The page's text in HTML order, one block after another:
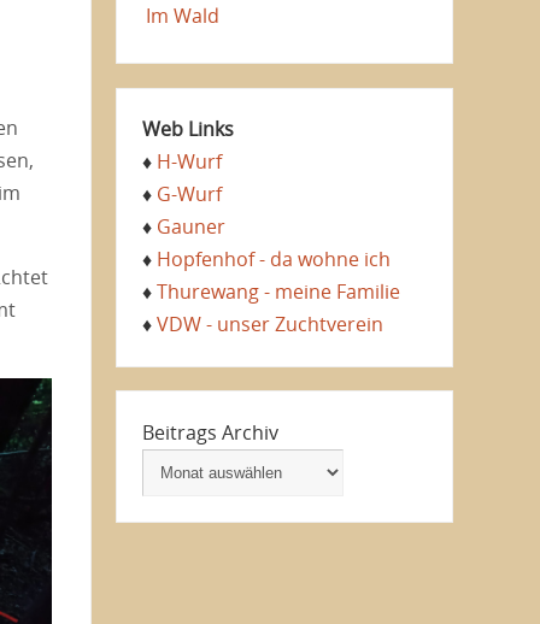
Im Wald
Web Links
♦ H-Wurf
♦ G-Wurf
♦ Gauner
♦ Hopfenhof - da wohne ich
♦Thurewang - meine Familie
♦VDW - unser Zuchtverein
Beitrags Archiv